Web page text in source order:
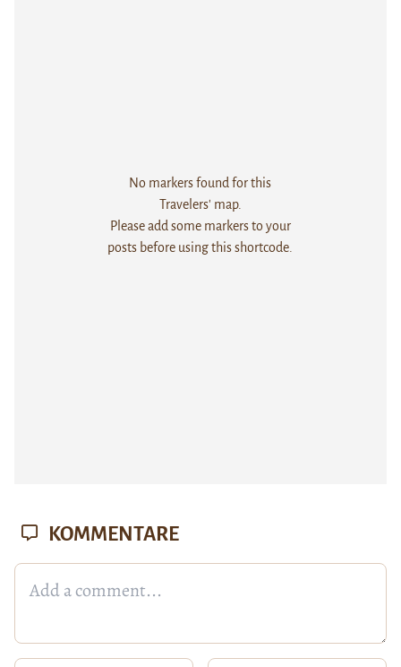
No markers found for this
Travelers' map.
Please add some markers to your
posts before using this shortcode.
KOMMENTARE